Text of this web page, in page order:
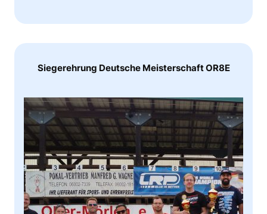
Siegerehrung Deutsche Meisterschaft OR8E